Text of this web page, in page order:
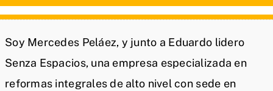
Soy Mercedes Peláez, y junto a Eduardo lidero
Senza Espacios, una empresa especializada en
reformas integrales de alto nivel con sede en